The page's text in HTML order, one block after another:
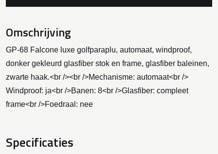
Omschrijving
GP-68 Falcone luxe golfparaplu, automaat, windproof,
donker gekleurd glasfiber stok en frame, glasfiber baleinen,
zwarte haak.<br /><br />Mechanisme: automaat<br />
Windproof: ja<br />Banen: 8<br />Glasfiber: compleet
frame<br />Foedraal: nee
Specificaties